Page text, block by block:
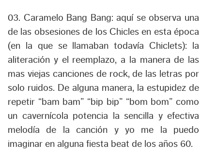
03. Caramelo Bang Bang: aquí se observa una
de las obsesiones de los Chicles en esta época
(en la que se llamaban todavía Chiclets): la
aliteración y el reemplazo, a la manera de las
mas viejas canciones de rock, de las letras por
solo ruidos. De alguna manera, la estupidez de
repetir “bam bam” “bip bip” “bom bom” como
un cavernícola potencia la sencilla y efectiva
melodía de la canción y yo me la puedo
imaginar en alguna fiesta beat de los años 60.